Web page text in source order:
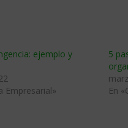
ejemplo y
Empresarial»
5
En